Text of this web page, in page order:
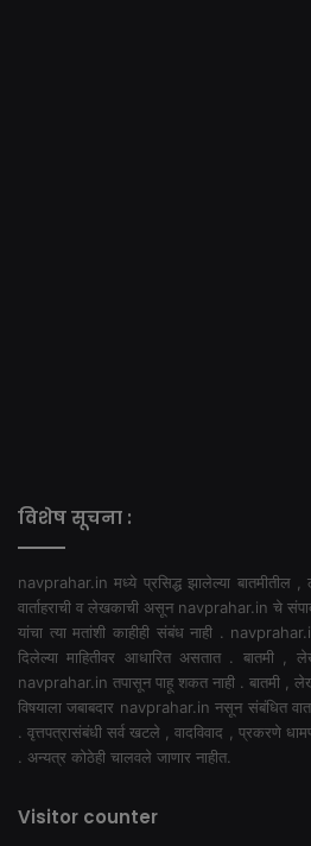
विशेष सूचना :
navprahar.in मध्ये प्रसिद्ध झालेल्या बातमीतील
वार्ताहराची व लेखकाची असून navprahar.in चे
यांचा त्या मतांशी काहीही संबंध नाही .
दिलेल्या माहितीवर आधारित असतात . बातमी ,
navprahar.in तपासून पाहू शकत नाही . बातमी , लेख
विषयाला जबाबदार navprahar.in नसून संबंधित
. वृत्तपत्रासंबंधी सर्व खटले , वादविवाद , प्रकरणे
. अन्यत्र कोठेही चालवले जाणार नाहीत.
Visitor counter